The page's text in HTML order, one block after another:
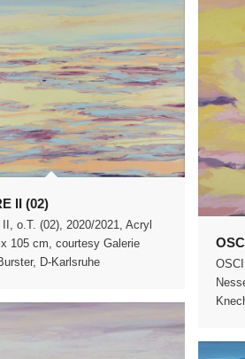
II (02)
o.T. (02), 2020/2021, Acryl
105 cm, courtesy Galerie
D-Karlsruhe